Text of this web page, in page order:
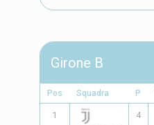
Girone B
Pos Squadra P
1
4